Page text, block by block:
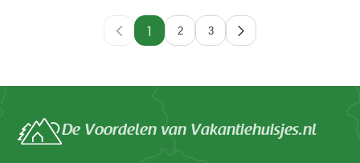
1 2 3
De Voordelen van Vakantiehuisjes.nl